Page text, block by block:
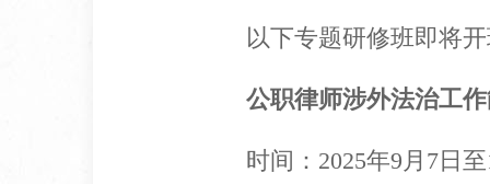
以下专题研修班即将
公职律师涉外法治工
时间：2025年9月7日